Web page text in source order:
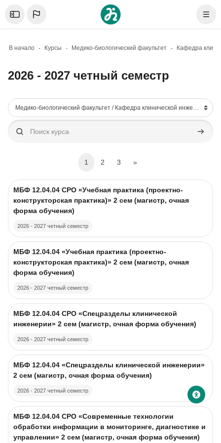
Перейти к основному содержанию
Откройте боковую панель
В начало Курсы Медико-биологический факультет
2026 - 2027 четный семестр
Блоки
Категории курсов
Поиск курса Поиск
1(current)
2 3 »
Следующая страница
Изображение курса
Название курса
МБФ 12.04.04 CPO «Учебная практика (проектно-
конструкторская практика)» 2 сем (магистр, очная
форма обучения)
2026 - 2027 четный семестр
Изображение курса
Название курса
МБФ 12.04.04 «Учебная практика (проектно-
конструкторская практика)» 2 сем (магистр, очная
форма обучения)
2026 - 2027 четный семестр
Изображение курса
Название курса
МБФ 12.04.04 CPO «Спецразделы клинической
инженерии» 2 сем (магистр, очная форма обучения)
2026 - 2027 четный семестр
Изображение курса
Название курса
МБФ 12.04.04 «Спецразделы клинической инженерии»
2 сем (магистр, очная форма обучения)
2026 - 2027 четный семестр
Изображение курса
Название курса
МБФ 12.04.04 CPO «Современные технологии
обработки информации в мониторинге, диагностике и
управлении» 2 сем (магистр, очная форма обучения)